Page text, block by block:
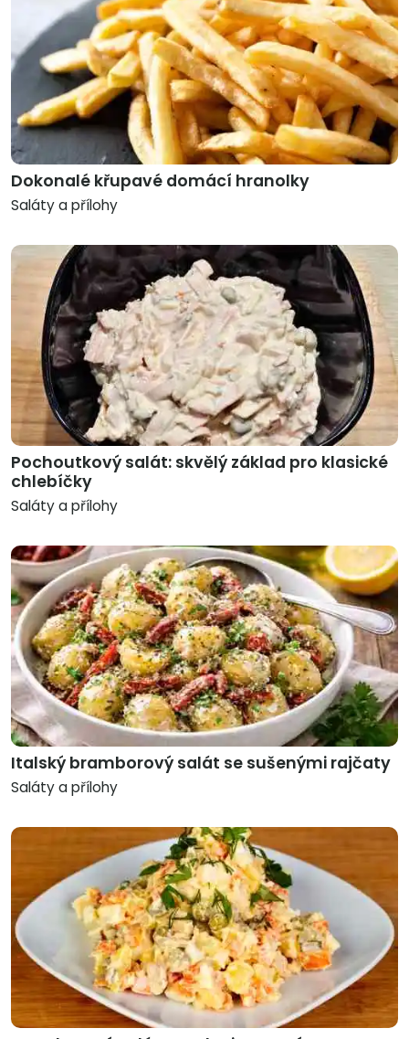
Dokonalé křupavé domácí hranolky
Saláty a přílohy
Pochoutkový salát: skvělý základ pro klasické
chlebíčky
Saláty a přílohy
Italský bramborový salát se sušenými rajčaty
Saláty a přílohy